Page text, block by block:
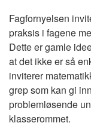
Fagfornyelsen
praksis i fagene
Dette er gamle
at det ikke er så
inviterer
grep som kan gi
problemløsende
klasserommet.